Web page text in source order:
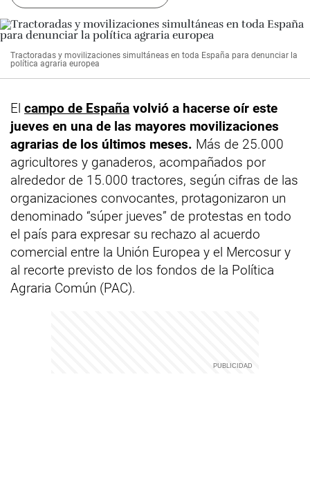
Tractoradas y movilizaciones simultáneas en toda España para denunciar la
política agraria europea
El campo de España volvió a hacerse oír este
jueves en una de las mayores movilizaciones
agrarias de los últimos meses. Más de 25.000
agricultores y ganaderos, acompañados por
alrededor de 15.000 tractores, según cifras de las
organizaciones convocantes, protagonizaron un
denominado “súper jueves” de protestas en todo
el país para expresar su rechazo al acuerdo
comercial entre la Unión Europea y el Mercosur y
al recorte previsto de los fondos de la Política
Agraria Común (PAC).